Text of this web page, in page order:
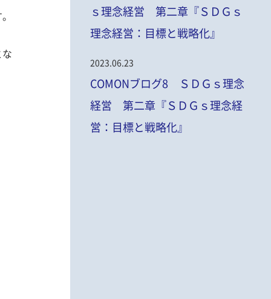
ｓ理念経営 第二章『ＳＤＧｓ
理念経営：目標と戦略化』
2023.06.23
COMONブログ8 ＳＤＧｓ理念
経営 第二章『ＳＤＧｓ理念経
営：目標と戦略化』
な